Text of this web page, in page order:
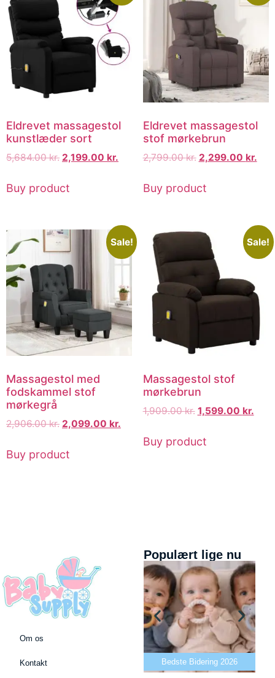
Eldrevet massagestol
kunstlæder sort
5,684.00kr. 2,199.00 kr.
Buy product
Eldrevet massagestol
stof mørkebrun
2,799.00kr. 2,299.00 kr.
Buy product
Sale!
Massagestol med
fodskammel stof
mørkegrå
2,906.00kr. 2,099.00 kr.
Buy product
Sale!
Massagestol stof
mørkebrun
1,909.00kr. 1,599.00 kr.
Buy product
Om os
Kontakt
Populært lige nu
Bedste puslepude 2026 Bedste Bidering 2026